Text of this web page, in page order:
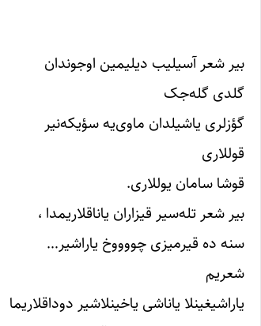
بیر شعر آسیلیب دیلیمین اوجوندان
گلدی گله‌جک
گؤزلری یاشیلدان ماوی‌یه سؤیکه‌نیر
قوللاری
قوشا سامان یوللاری.
بیر شعر تله‌سیر قیزاران یاناقلاریمدا ،
سنه ده قیرمیزی چووووخ یاراشیر…
شعریم
یاراشیغینلا یاناشی یاخینلاشیر دوداقلاریما